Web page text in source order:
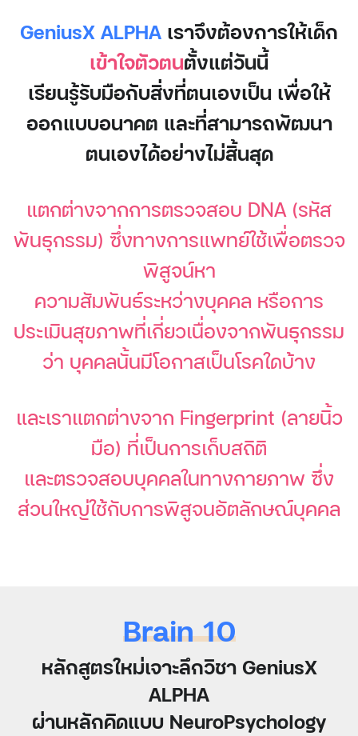
GeniusX ALPHA เราจึงต้องการให้เด็ก
เข้าใจตัวตนตั้งแต่วันนี้
เรียนรู้รับมือกับสิ่งที่ตนเองเป็น เพื่อให้
ออกแบบอนาคต และที่สามารถพัฒนา
ตนเองได้อย่างไม่สิ้นสุด
แตกต่างจากการตรวจสอบ DNA (รหัส
พันธุกรรม) ซึ่งทางการแพทย์ใช้เพื่อตรวจ
พิสูจน์หา
ความสัมพันธ์ระหว่างบุคคล หรือการ
ประเมินสุขภาพที่เกี่ยวเนื่องจากพันธุกรรม
ว่า บุคคลนั้นมีโอกาสเป็นโรคใดบ้าง
และเราแตกต่างจาก Fingerprint (ลายนิ้ว
มือ) ที่เป็นการเก็บสถิติ
และตรวจสอบบุคคลในทางกายภาพ ซึ่ง
ส่วนใหญ่ใช้กับการพิสูจนอัตลักษณ์บุคคล
Brain 10
หลักสูตรใหม่เจาะลึกวิชา GeniusX
ALPHA
ผ่านหลักคิดแบบ NeuroPsychology